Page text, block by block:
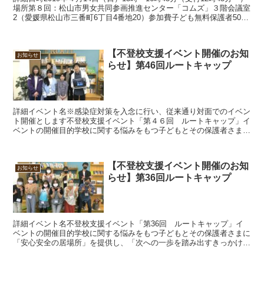
場所第８回：松山市男女共同参画推進センター「コムズ」３階会議室
2（愛媛県松山市三番町6丁目4番地20）参加費子ども無料保護者500
お知らせ
【不登校支援イベント開催のお知
らせ】第46回ルートキャップ
詳細イベント名※感染症対策を入念に行い、従来通り対面でのイベン
ト開催とします不登校支援イベント「第４６回 ルートキャップ」イ
ベントの開催目的学校に関する悩みをもつ子どもとその保護者さまに
お知らせ
【不登校支援イベント開催のお知
らせ】第36回ルートキャップ
詳細イベント名不登校支援イベント「第36回 ルートキャップ」イ
ベントの開催目的学校に関する悩みをもつ子どもとその保護者さまに
「安心安全の居場所」を提供し、「次への一歩を踏み出すきっかけ」